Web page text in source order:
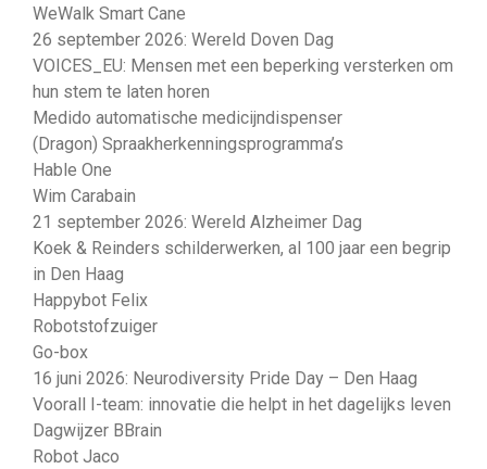
WeWalk Smart Cane
26 september 2026: Wereld Doven Dag
VOICES_EU: Mensen met een beperking versterken om
hun stem te laten horen
Medido automatische medicijndispenser
(Dragon) Spraakherkenningsprogramma’s
Hable One
Wim Carabain
21 september 2026: Wereld Alzheimer Dag
Koek & Reinders schilderwerken, al 100 jaar een begrip
in Den Haag
Happybot Felix
Robotstofzuiger
Go-box
16 juni 2026: Neurodiversity Pride Day – Den Haag
Voorall I-team: innovatie die helpt in het dagelijks leven
Dagwijzer BBrain
Robot Jaco